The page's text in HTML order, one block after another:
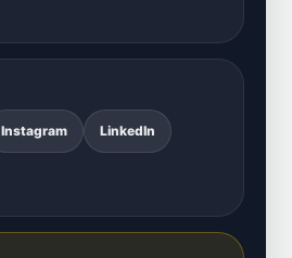
Instagram LinkedIn